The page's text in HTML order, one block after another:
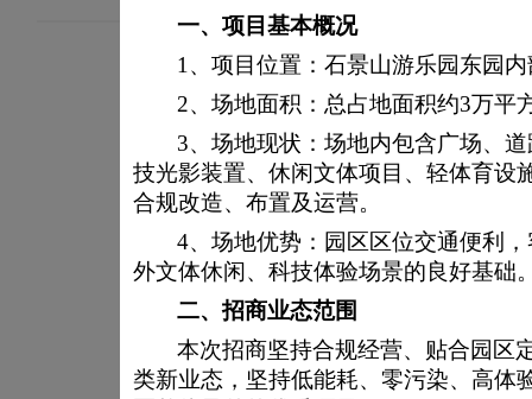
一、项目基本概况
1、项目位置：石景山游乐园东园
2、场地面积：总占地面积约3万平
3、场地现状：场地内包含广场、
技光影装置、休闲文体项目、轻体育设
合规改造、布置及运营。
4、场地优势：园区区位交通便利
外文体休闲、科技体验场景的良好基础
二、招商业态范围
本次招商坚持合规经营、贴合园区
类新业态，坚持低能耗、零污染、高体
关于石景山游乐